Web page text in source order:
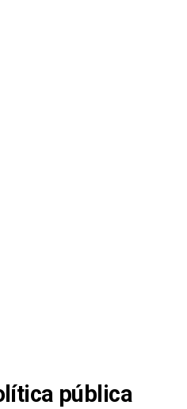
pública